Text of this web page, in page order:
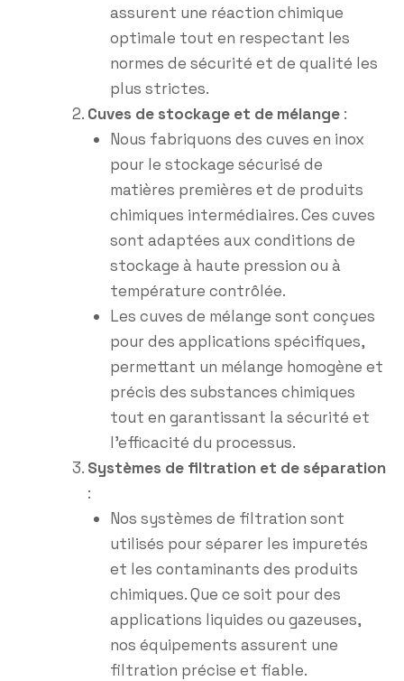
assurent une réaction chimique
optimale tout en respectant les
normes de sécurité et de qualité les
plus strictes.
Cuves de stockage et de mélange:
Nous fabriquons des cuves en inox
pour le stockage sécurisé de
matières premières et de produits
chimiques intermédiaires. Ces cuves
sont adaptées aux conditions de
stockage à haute pression ou à
température contrôlée.
Les cuves de mélange sont conçues
pour des applications spécifiques,
permettant un mélange homogène et
précis des substances chimiques
tout en garantissant la sécurité et
l’efficacité du processus.
Systèmes de filtration et de séparation
:
Nos systèmes de filtration sont
utilisés pour séparer les impuretés
et les contaminants des produits
chimiques. Que ce soit pour des
applications liquides ou gazeuses,
nos équipements assurent une
filtration précise et fiable.